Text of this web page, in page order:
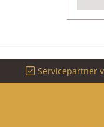
Servicepartner